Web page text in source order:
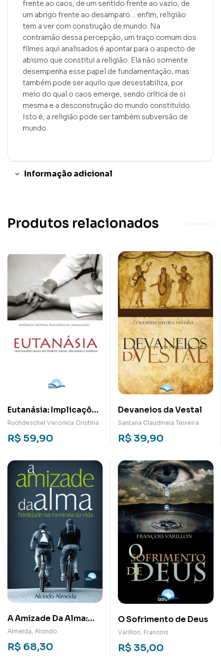
frente ao caos, de um sentido frente ao vazio, de
um abrigo frente ao desamparo… enfim, religião
tem a ver com construção de mundo. Na
contramão dessa percepção, um traço comum dos
filmes aqui analisados é apontar para o aspecto de
abismo que constitui a religião. Ela não somente
desempenha esse papel de fundamentação, mas
também pode ser aquilo que desestabiliza, por
meio do qual o caos emerge, sendo crítica de si
mesma e a desconstrução do mundo constituído.
Isto é, a religião pode ser também subversão de
mundo.
Informação adicional
Produtos relacionados
Eutanásia: Implicações
legais no âmbito
sociais, religioso e
jurídico
Ruchdeschel Veronica Cristina
R$ 59,90
Devaneios da Vestal
Santana Claudineia Teixeira
R$ 39,90
A Amizade Da Alma:
Fidelidade na Mentoria
da Vida
Almeida, Alcindo
R$ 68,30
O Sofrimento de Deus
Varillon, Francois
R$ 35,00